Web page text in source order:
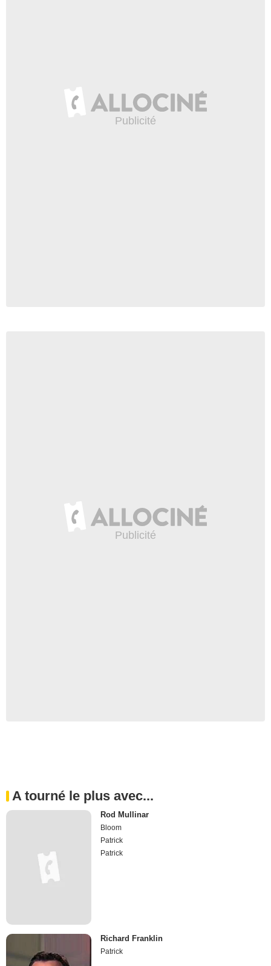
A tourné le plus avec...
Rod Mullinar
Bloom
Patrick
Patrick
Richard Franklin
Patrick